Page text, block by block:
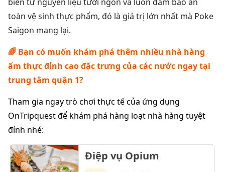
toàn vệ sinh thực phẩm, đó là giá trị lớn nhất mà Poke
Saigon mang lại.
🌈 Bạn có muốn khám phá thêm nhiều nhà hàng
ẩm thực đỉnh cao đặc trưng của các nước ngay tại
trung tâm quận 1?
Tham gia ngay trò chơi thực tế của ứng dụng
OnTripquest để khám phá hàng loạt nhà hàng tuyệt
đỉnh nhé:
Điệp vụ Opium